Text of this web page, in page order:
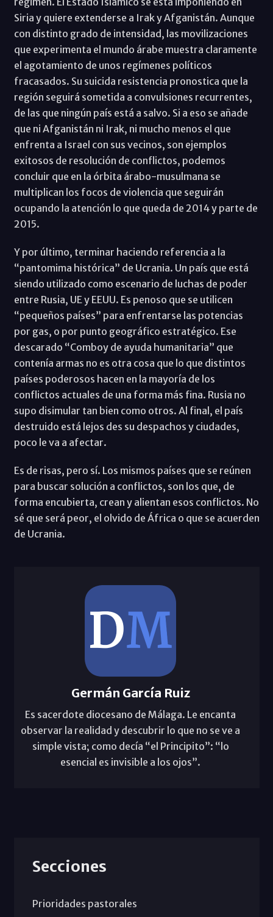
Siria y quiere extenderse a Irak y Afganistán. Aunque
con distinto grado de intensidad, las movilizaciones
que experimenta el mundo árabe muestra claramente
el agotamiento de unos regímenes políticos
fracasados. Su suicida resistencia pronostica que la
región seguirá sometida a convulsiones recurrentes,
de las que ningún país está a salvo. Si a eso se añade
que ni Afganistán ni Irak, ni mucho menos el que
enfrenta a Israel con sus vecinos, son ejemplos
exitosos de resolución de conflictos, podemos
concluir que en la órbita árabo-musulmana se
multiplican los focos de violencia que seguirán
ocupando la atención lo que queda de 2014 y parte de
2015.
Y por último, terminar haciendo referencia a la
“pantomima histórica” de Ucrania. Un país que está
siendo utilizado como escenario de luchas de poder
entre Rusia, UE y EEUU. Es penoso que se utilicen
“pequeños países” para enfrentarse las potencias
por gas, o por punto geográfico estratégico. Ese
descarado “Comboy de ayuda humanitaria” que
contenía armas no es otra cosa que lo que distintos
países poderosos hacen en la mayoría de los
conflictos actuales de una forma más fina. Rusia no
supo disimular tan bien como otros. Al final, el país
destruido está lejos des su despachos y ciudades,
poco le va a afectar.
Es de risas, pero sí. Los mismos países que se reúnen
para buscar solución a conflictos, son los que, de
forma encubierta, crean y alientan esos conflictos. No
sé que será peor, el olvido de África o que se acuerden
de Ucrania.
Germán García Ruiz
Es sacerdote diocesano de Málaga. Le encanta
observar la realidad y descubrir lo que no se ve a
simple vista; como decía “el Principito”: “lo
esencial es invisible a los ojos”.
Secciones
Prioridades pastorales